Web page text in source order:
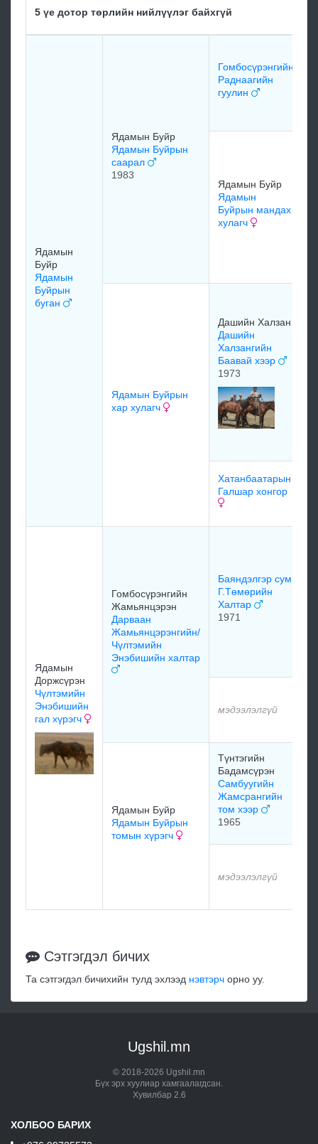
5 үе дотор төрлийн нийлүүлэг байхгүй
Ядамын
Буйр
Ядамын
Буйрын
буган
Ядамын Буйр
Ядамын Буйрын
саарал
1983
Гомбосүрэнгийн
Раднаагийн
гуулин
Ядамын Буйр
Ядамын
Буйрын мандах
хулагч
Ядамын Буйрын
хар хулагч
Дашийн Халзан
Дашийн
Халзангийн
Баавай хээр
1973
Хатанбаатарын
Галшар хонгор
Ядамын
Доржсүрэн
Чүлтэмийн
Энэбишийн
гал хүрэгч
Гомбосүрэнгийн
Жамьянцэрэн
Дарваан
Жамьянцэрэнгийн/
Чүлтэмийн
Энэбишийн халтар
Баяндэлгэр сум
Г.Төмөрийн
Халтар
1971
мэдээлэлгүй
Ядамын Буйр
Ядамын Буйрын
томын хүрэгч
Түнтэгийн
Бадамсүрэн
Самбуугийн
Жамсрангийн
том хээр
1965
мэдээлэлгүй
Сэтгэгдэл бичих
Та сэтгэгдэл бичихийн тулд эхлээд нэвтэрч орно уу.
Ugshil.mn
© 2018-2026 Ugshil.mn
Бүх эрх хуулиар хамгаалагдсан.
Хувилбар 2.6
ХОЛБОО БАРИХ